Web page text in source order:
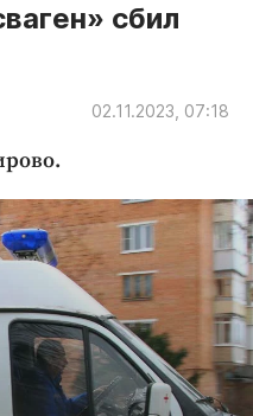
сбил
02.11.2023, 07:18